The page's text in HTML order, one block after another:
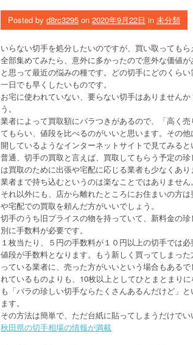
Posted by d8rc3295 on 2020年9月22日 in 未分類
いらない切手を処分したいのですが、買い取ってもら
全部集めてみたら、意外に多かったので意外な価値
と思って最近の悩みの種です。どの切手にどのくら
一日でも早くしたいものです。
お宅に使われていない、要らない切手はありません
う。
業者によって買取額にバラつきがあるので、「高く
てもらい、値段を比べるのがいいと思います。その
開しているようなインターネットサイトで見てみると
普通、切手の買取と言えば、買取してもらう予定の
は買取のために出張や宅配に応じる業者も少なくあ
業者まで持ち込むというのは楽なことではありません。
それ以外にも、店から離れたところにお住まいの方
や宅配での買取を頼んだ方がいいでしょう。
切手のうち旧プライスの物を持っていて、新料金の
別に手数料が必要です。
１枚当たり、５円の手数料が１０円以上の切手では
値段が手数料となります。もう新しく買ってしまっ
っている業者に、売った方がいいという場合もある
れているものよりも、10枚以上としてひとまとまり
も「バラの珍しい切手ならたくさんあるんだけど」
ます。
その方法は簡単で、ただ台紙に貼ってしまうだけでい
秋田県の切手相場の情報が満載